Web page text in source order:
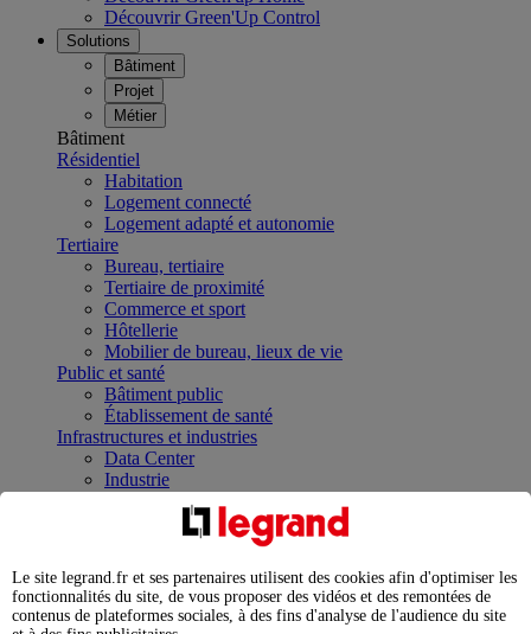
Découvrir Green'Up Control
Solutions
Bâtiment
Projet
Métier
Bâtiment
Résidentiel
Habitation
Logement connecté
Logement adapté et autonomie
Tertiaire
Bureau, tertiaire
Tertiaire de proximité
Commerce et sport
Hôtellerie
Mobilier de bureau, lieux de vie
Public et santé
Bâtiment public
Établissement de santé
Infrastructures et industries
Data Center
Industrie
Infrastructures
Contrôler et planifier le fonctionnement des appareils
Répartir et optimiser son tableau électrique
Legrand Data Center Solutions : concentrer les
expertises au service de vos performances
Le site legrand.fr et ses partenaires utilisent des cookies afin d'optimiser les
fonctionnalités du site, de vous proposer des vidéos et des remontées de
contenus de plateformes sociales, à des fins d'analyse de l'audience du site